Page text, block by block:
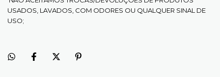
USADOS, LAVADOS, COM ODORES OU QUALQUER SINAL DE
USO;